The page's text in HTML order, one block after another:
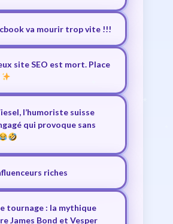
va mourir trop vite !!!
site SEO est mort. Place
l’humoriste suisse
qui provoque sans
riches
tournage : la mythique
James Bond et Vesper